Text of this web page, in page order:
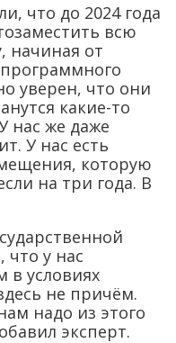
что до 2024 года
всю
начиная от
уверен, что они
какие-то
нас же даже
У нас есть
которую
на три года. В
у нас
в условиях
не причём.
надо из этого
эксперт.